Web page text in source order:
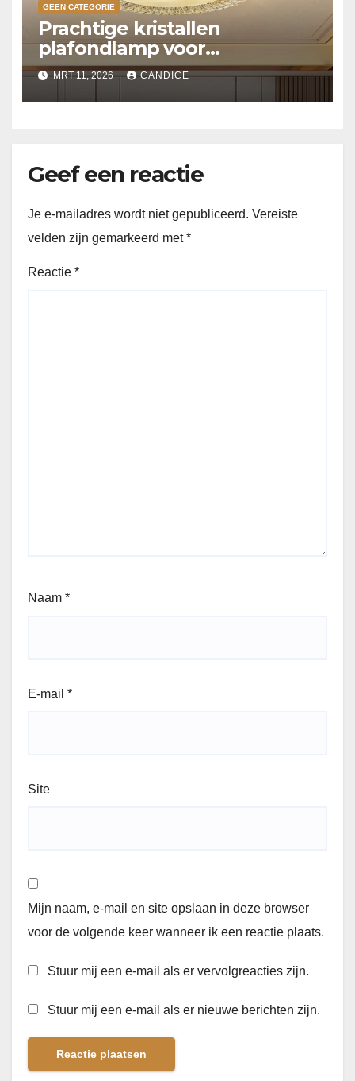
GEEN CATEGORIE
Prachtige kristallen
plafondlamp voor
slaapkamer
MRT 11, 2026 CANDICE
Geef een reactie
Je e-mailadres wordt niet gepubliceerd. Vereiste
velden zijn gemarkeerd met*
Reactie *
Naam *
E-mail *
Site
Mijn naam, e-mail en site opslaan in deze browser
voor de volgende keer wanneer ik een reactie plaats.
Stuur mij een e-mail als er vervolgreacties zijn.
Stuur mij een e-mail als er nieuwe berichten zijn.